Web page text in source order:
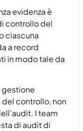
evidenza è
controllo del
ciascuna
a record
in modo tale da
gestione
del controllo, non
I team
di audit di